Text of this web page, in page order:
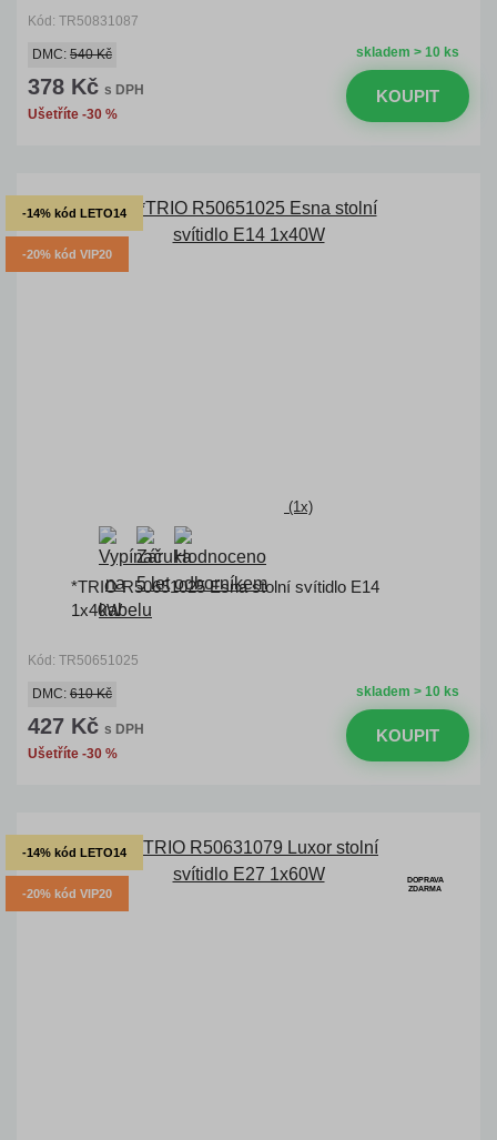
Kód: TR50831087
skladem > 10 ks
DMC: 540 Kč
378 Kč s DPH
Ušetříte -30 %
KOUPIT
-14% kód LETO14
-20% kód VIP20
(1x)
*TRIO R50651025 Esna stolní svítidlo E14
1x40W
Kód: TR50651025
skladem > 10 ks
DMC: 610 Kč
427 Kč s DPH
Ušetříte -30 %
KOUPIT
-14% kód LETO14
-20% kód VIP20
DOPRAVA
ZDARMA